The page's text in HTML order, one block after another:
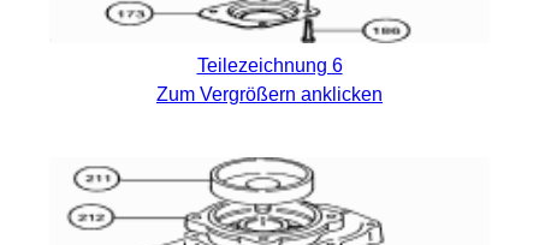
Teilezeichnung 6
Zum Vergrößern anklicken